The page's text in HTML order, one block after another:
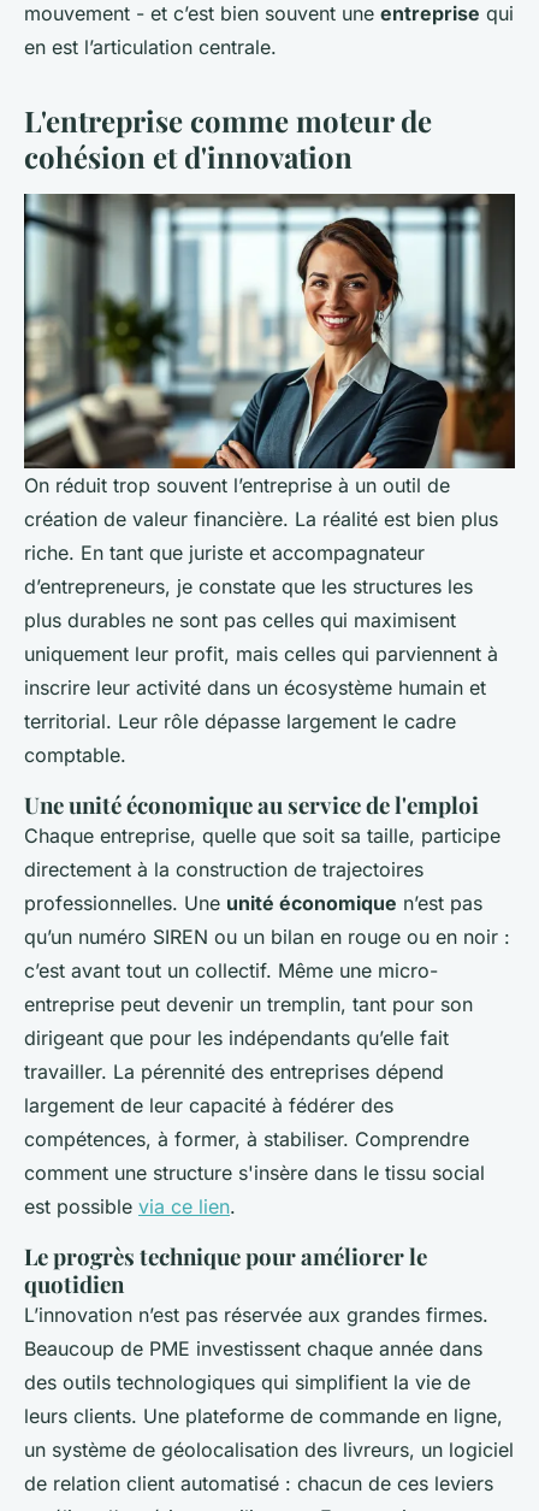
mouvement - et c’est bien souvent une entreprise qui
en est l’articulation centrale.
L'entreprise comme moteur de
cohésion et d'innovation
On réduit trop souvent l’entreprise à un outil de
création de valeur financière. La réalité est bien plus
riche. En tant que juriste et accompagnateur
d’entrepreneurs, je constate que les structures les
plus durables ne sont pas celles qui maximisent
uniquement leur profit, mais celles qui parviennent à
inscrire leur activité dans un écosystème humain et
territorial. Leur rôle dépasse largement le cadre
comptable.
Une unité économique au service de l'emploi
Chaque entreprise, quelle que soit sa taille, participe
directement à la construction de trajectoires
professionnelles. Une unité économique n’est pas
qu’un numéro SIREN ou un bilan en rouge ou en noir :
c’est avant tout un collectif. Même une micro-
entreprise peut devenir un tremplin, tant pour son
dirigeant que pour les indépendants qu’elle fait
travailler. La pérennité des entreprises dépend
largement de leur capacité à fédérer des
compétences, à former, à stabiliser. Comprendre
comment une structure s'insère dans le tissu social
est possible via ce lien.
Le progrès technique pour améliorer le
quotidien
L’innovation n’est pas réservée aux grandes firmes.
Beaucoup de PME investissent chaque année dans
des outils technologiques qui simplifient la vie de
leurs clients. Une plateforme de commande en ligne,
un système de géolocalisation des livreurs, un logiciel
de relation client automatisé : chacun de ces leviers